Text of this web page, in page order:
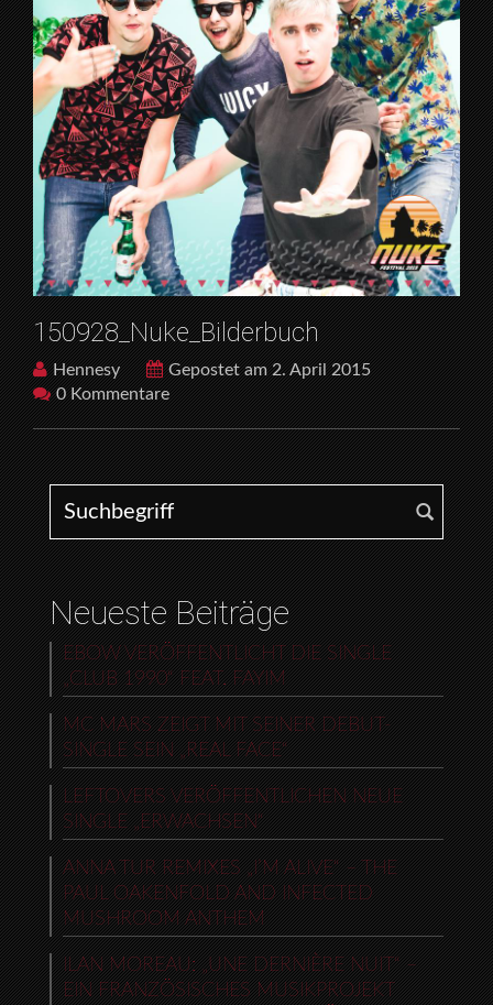
150928_Nuke_Bilderbuch
Hennesy
Gepostet am 2. April 2015
0 Kommentare
Search for:
Neueste Beiträge
EBOW VERÖFFENTLICHT DIE SINGLE
„CLUB 1990“ FEAT. FAYIM
MC MARS ZEIGT MIT SEINER DEBUT-
SINGLE SEIN „REAL FACE“
LEFTOVERS VERÖFFENTLICHEN NEUE
SINGLE „ERWACHSEN“
ANNA TUR REMIXES „I’M ALIVE“ – THE
PAUL OAKENFOLD AND INFECTED
MUSHROOM ANTHEM
ILAN MOREAU: „UNE DERNIÈRE NUIT“ –
EIN FRANZÖSISCHES MUSIKPROJEKT